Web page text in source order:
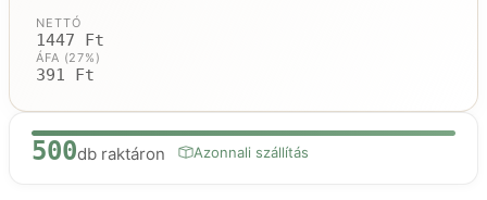
NETTÓ
1447 Ft
ÁFA (27%)
391 Ft
500db raktáron Azonnali szállítás